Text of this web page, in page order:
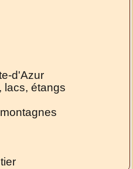
d'Azur
lacs, étangs